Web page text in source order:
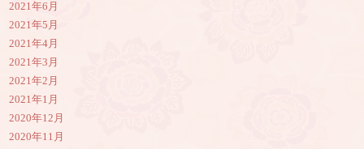
2021年6月
2021年5月
2021年4月
2021年3月
2021年2月
2021年1月
2020年12月
2020年11月